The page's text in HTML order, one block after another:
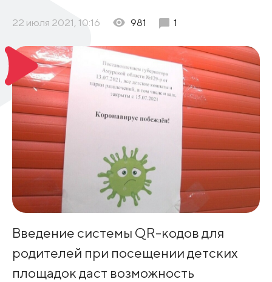
22 июля 2021, 10:16 981 1
Введение системы QR-кодов для
родителей при посещении детских
площадок даст возможность